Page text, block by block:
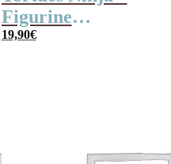
Figurine
Donatello 13 cm
19,90€